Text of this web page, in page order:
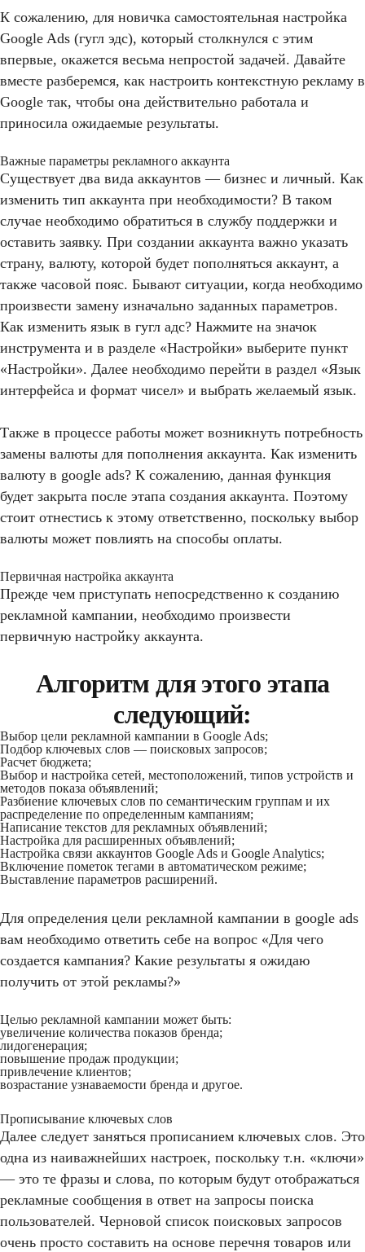
К сожалению, для новичка самостоятельная настройка
Google Ads (гугл эдс), который столкнулся с этим
впервые, окажется весьма непростой задачей. Давайте
вместе разберемся, как настроить контекстную рекламу в
Google так, чтобы она действительно работала и
приносила ожидаемые результаты.
Важные параметры рекламного аккаунта
Существует два вида аккаунтов — бизнес и личный. Как
изменить тип аккаунта при необходимости? В таком
случае необходимо обратиться в службу поддержки и
оставить заявку. При создании аккаунта важно указать
страну, валюту, которой будет пополняться аккаунт, а
также часовой пояс. Бывают ситуации, когда необходимо
произвести замену изначально заданных параметров.
Как изменить язык в гугл адс? Нажмите на значок
инструмента и в разделе «Настройки» выберите пункт
«Настройки». Далее необходимо перейти в раздел «Язык
интерфейса и формат чисел» и выбрать желаемый язык.
Также в процессе работы может возникнуть потребность
замены валюты для пополнения аккаунта. Как изменить
валюту в google ads? К сожалению, данная функция
будет закрыта после этапа создания аккаунта. Поэтому
стоит отнестись к этому ответственно, поскольку выбор
валюты может повлиять на способы оплаты.
Первичная настройка аккаунта
Прежде чем приступать непосредственно к созданию
рекламной кампании, необходимо произвести
первичную настройку аккаунта.
Алгоритм для этого этапа
следующий:
Выбор цели рекламной кампании в Google Ads;
Подбор ключевых слов — поисковых запросов;
Расчет бюджета;
Выбор и настройка сетей, местоположений, типов устройств и
методов показа объявлений;
Разбиение ключевых слов по семантическим группам и их
распределение по определенным кампаниям;
Написание текстов для рекламных объявлений;
Настройка для расширенных объявлений;
Настройка связи аккаунтов Google Ads и Google Analytics;
Включение пометок тегами в автоматическом режиме;
Выставление параметров расширений.
Для определения цели рекламной кампании в google ads
вам необходимо ответить себе на вопрос «Для чего
создается кампания? Какие результаты я ожидаю
получить от этой рекламы?»
Целью рекламной кампании может быть:
увеличение количества показов бренда;
лидогенерация;
повышение продаж продукции;
привлечение клиентов;
возрастание узнаваемости бренда и другое.
Прописывание ключевых слов
Далее следует заняться прописанием ключевых слов. Это
одна из наиважнейших настроек, поскольку т.н. «ключи»
— это те фразы и слова, по которым будут отображаться
рекламные сообщения в ответ на запросы поиска
пользователей. Черновой список поисковых запросов
очень просто составить на основе перечня товаров или